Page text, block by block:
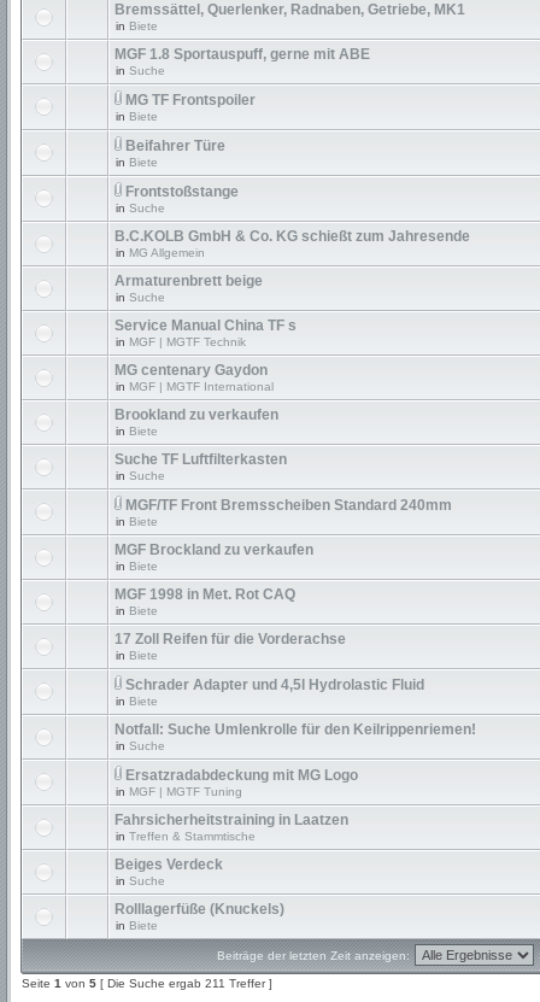
Bremssättel, Querlenker, Radnaben, Getriebe, MK1
in Biete
MGF 1.8 Sportauspuff, gerne mit ABE
in Suche
MG TF Frontspoiler
in Biete
Beifahrer Türe
in Biete
Frontstoßstange
in Suche
B.C.KOLB GmbH & Co. KG schießt zum Jahresende
in MG Allgemein
Armaturenbrett beige
in Suche
Service Manual China TF s
in MGF | MGTF Technik
MG centenary Gaydon
in MGF | MGTF International
Brookland zu verkaufen
in Biete
Suche TF Luftfilterkasten
in Suche
MGF/TF Front Bremsscheiben Standard 240mm
in Biete
MGF Brockland zu verkaufen
in Biete
MGF 1998 in Met. Rot CAQ
in Biete
17 Zoll Reifen für die Vorderachse
in Biete
Schrader Adapter und 4,5l Hydrolastic Fluid
in Biete
Notfall: Suche Umlenkrolle für den Keilrippenriemen!
in Suche
Ersatzradabdeckung mit MG Logo
in MGF | MGTF Tuning
Fahrsicherheitstraining in Laatzen
in Treffen & Stammtische
Beiges Verdeck
in Suche
Rolllagerfüße (Knuckels)
in Biete
Beiträge der letzten Zeit anzeigen:
Seite 1 von 5 [ Die Suche ergab 211 Treffer ]